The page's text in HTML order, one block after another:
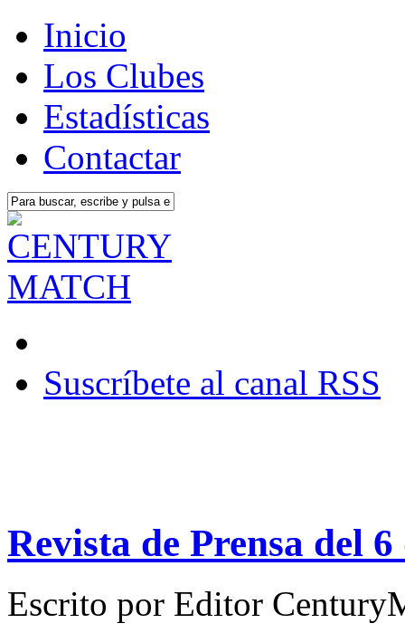
Inicio
Los Clubes
Estadísticas
Contactar
Suscríbete al canal RSS
Revista de Prensa del
Escrito por Editor